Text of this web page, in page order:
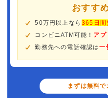
おすす
50万円以上なら365日間
コンビニATM可能！ アプ
勤務先への電話確認は一
まずは無料で